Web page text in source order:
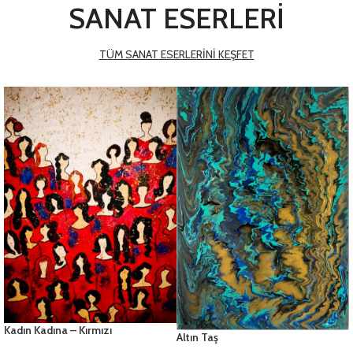
SANAT ESERLERİ
TÜM SANAT ESERLERİNİ KEŞFET
Kadın Kadına – Kırmızı Altın Taş